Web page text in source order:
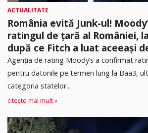
ACTUALITATE
România evită Junk-ul!
ratingul de țară al României,
după ce Fitch a luat aceeași
Agenția de rating Moody’s a confirmat
pentru datoriile pe termen lung la Baa3,
categoria statelor...
citește mai mult »